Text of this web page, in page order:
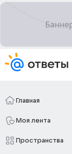
Главная
Моя лента
Пространства